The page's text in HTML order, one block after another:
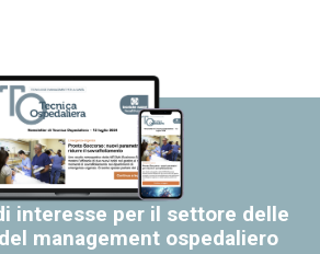
interesse per il settore delle
management ospedaliero